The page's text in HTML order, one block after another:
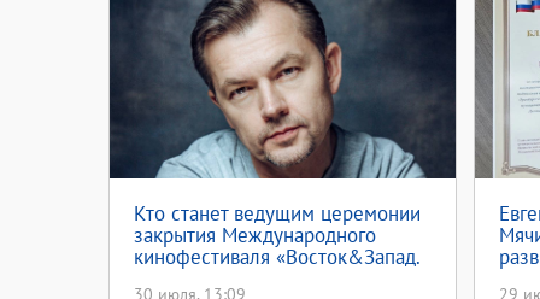
Кто станет ведущим церемонии
закрытия Международного
кинофестиваля «Восток&Запад.
30 июля, 13:09
29